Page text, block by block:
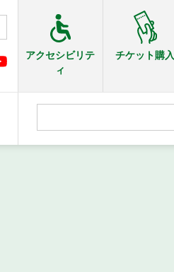
アクセシビリテ
ィ
チケット購入